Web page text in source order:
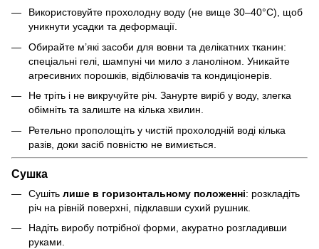
Використовуйте прохолодну воду (не вище 30–40°C), щоб
уникнути усадки та деформації.
Обирайте м’які засоби для вовни та делікатних тканин:
спеціальні гелі, шампуні чи мило з ланоліном. Уникайте
агресивних порошків, відбілювачів та кондиціонерів.
Не тріть і не викручуйте річ. Занурте виріб у воду, злегка
обімніть та залиште на кілька хвилин.
Ретельно прополощіть у чистій прохолодній воді кілька
разів, доки засіб повністю не вимиється.
Сушка
Сушіть лише в горизонтальному положенні: розкладіть
річ на рівній поверхні, підклавши сухий рушник.
Надіть виробу потрібної форми, акуратно розгладивши
руками.